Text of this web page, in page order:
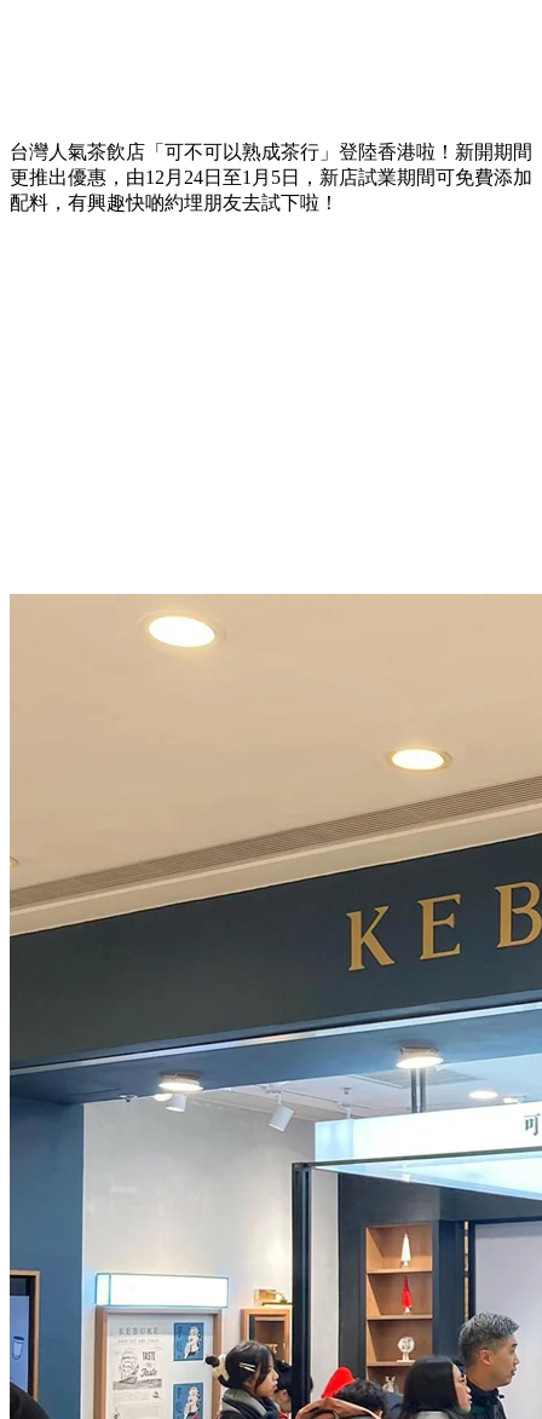
台灣人氣茶飲店「可不可以熟成茶行」登陸香港啦！新開期間
更推出優惠，由12月24日至1月5日，新店試業期間可免費添加
配料，有興趣快啲約埋朋友去試下啦！